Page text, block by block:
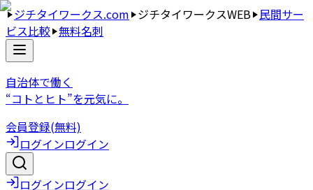
ジチタイワークス.com ジチタイワークスWEB 民間サー
ビス比較 無料名刺
自治体で働く
“コトとヒト”を元気に。
会員登録(無料)
ログインログイン
ログインログイン